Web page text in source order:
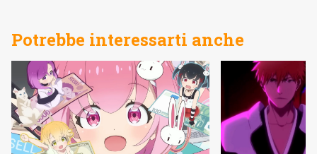
Potrebbe interessarti anche